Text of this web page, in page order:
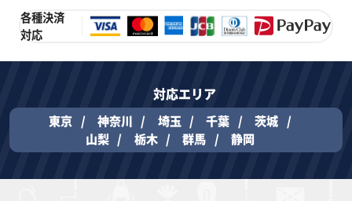
各種決済
対応
対応エリア
東京 神奈川 埼玉 千葉
茨城
山梨
栃木 群馬 静岡